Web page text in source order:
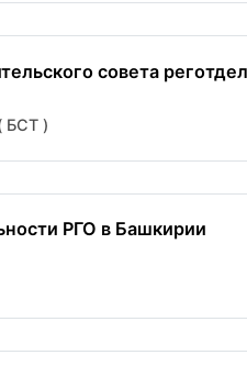
совета
БСТ )
РГО в Башкирии